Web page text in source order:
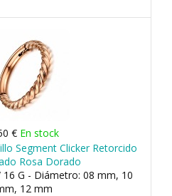
€ En stock
Segment Clicker Retorcido
Rosa Dorado
G - Diámetro: 08 mm, 10
12 mm